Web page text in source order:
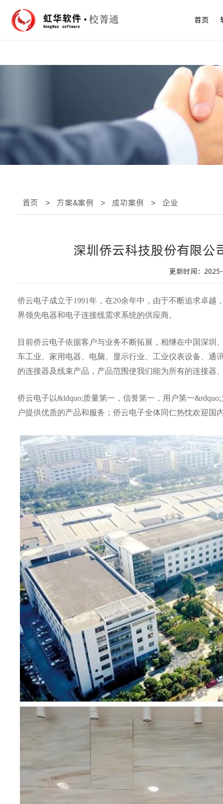
首页
首页 > 方案&案例 > 成功案例 > 企业
深圳侨云科技股份有限公
更新时间：
侨云电子成立于1991年，在20余年中，由于不断追求卓
界领先电器和电子连接线需求系统的供应商。
目前侨云电子依据客户与业务不断拓展，相继在中国深
车工业、家用电器、电脑、显示行业、工业仪表设备、通
的连接器及线束产品，产品范围使我们能为所有的连接器
侨云电子以&ldquo;质量第一，信誉第一，用户第一
户提供优质的产品和服务；侨云电子全体同仁热忱欢迎国